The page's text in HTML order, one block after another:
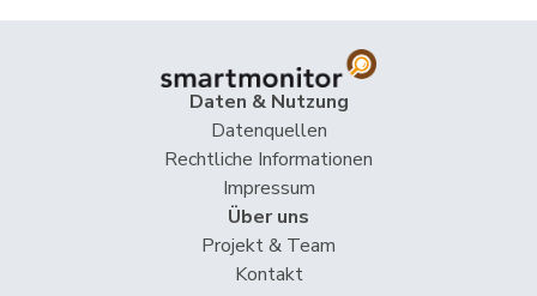
Daten & Nutzung
Datenquellen
Rechtliche Informationen
Impressum
Über uns
Projekt & Team
Kontakt